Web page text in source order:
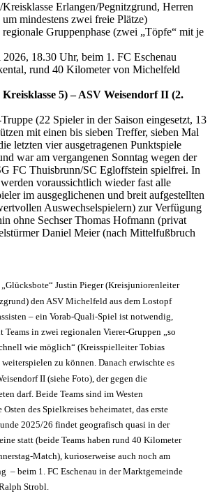
Erlangen/Pegnitzgrund, Herren
mindestens zwei freie Plätze)
Gruppenphase (zwei „Töpfe“ mit je
18.30 Uhr, beim 1. FC Eschenau
rund 40 Kilometer von Michelfeld
5) – ASV Weisendorf II (2.
(22 Spieler in der Saison eingesetzt, 13
mit einen bis sieben Treffer, sieben Mal
letzten vier ausgetragenen Punktspiele
war am vergangenen Sonntag wegen der
FC Thuisbrunn/SC Egloffstein spielfrei. In
voraussichtlich wieder fast alle
im ausgeglichenen und breit aufgestellten
Auswechselspielern) zur Verfügung
ohne Sechser Thomas Hofmann (privat
Daniel Meier (nach Mittelfußbruch
Justin Pieger (Kreisjuniorenleiter
den ASV Michelfeld aus dem Lostopf
– ein Vorab-Quali-Spiel ist notwendig,
Teams in zwei regionalen Vierer-Gruppen „so
wie möglich“ (Kreisspielleiter Tobias
zu können. Danach erwischte es
II (siehe Foto), der gegen die
darf. Beide Teams sind im Westen
Osten des Spielkreises beheimatet, das erste
2025/26 findet geografisch quasi in der
statt (beide Teams haben rund 40 Kilometer
Match), kurioserweise auch noch am
– beim 1. FC Eschenau in der Marktgemeinde
Strobl.